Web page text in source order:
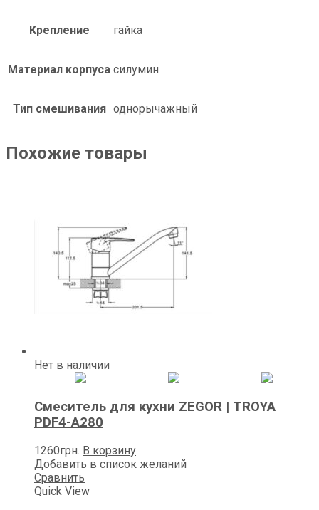
Крепление гайка
Материал корпуса силумин
Тип смешивания однорычажный
Похожие товары
Нет в наличии
Смеситель для кухни ZEGOR | TROYA
PDF4-A280
1260грн. В корзину
Добавить в список желаний
Сравнить
Quick View